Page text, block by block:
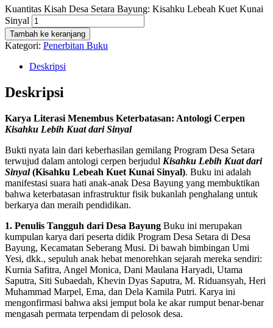
Kuantitas Kisah Desa Setara Bayung: Kisahku Lebeah Kuet Kunai
Sinyal
Tambah ke keranjang
Kategori: Penerbitan Buku
Deskripsi
Deskripsi
Karya Literasi Menembus Keterbatasan: Antologi Cerpen
Kisahku Lebih Kuat dari Sinyal
Bukti nyata lain dari keberhasilan gemilang Program Desa Setara
terwujud dalam antologi cerpen berjudul Kisahku Lebih Kuat dari
Sinyal(Kisahku Lebeah Kuet Kunai Sinyal). Buku ini adalah
manifestasi suara hati anak-anak Desa Bayung yang membuktikan
bahwa keterbatasan infrastruktur fisik bukanlah penghalang untuk
berkarya dan meraih pendidikan.
1. Penulis Tangguh dari Desa Bayung Buku ini merupakan
kumpulan karya dari peserta didik Program Desa Setara di Desa
Bayung, Kecamatan Seberang Musi. Di bawah bimbingan Umi
Yesi, dkk., sepuluh anak hebat menorehkan sejarah mereka sendiri:
Kurnia Safitra, Angel Monica, Dani Maulana Haryadi, Utama
Saputra, Siti Subaedah, Khevin Dyas Saputra, M. Riduansyah, Heri
Muhammad Marpel, Ema, dan Dela Kamila Putri. Karya ini
mengonfirmasi bahwa aksi jemput bola ke akar rumput benar-benar
mengasah permata terpendam di pelosok desa.